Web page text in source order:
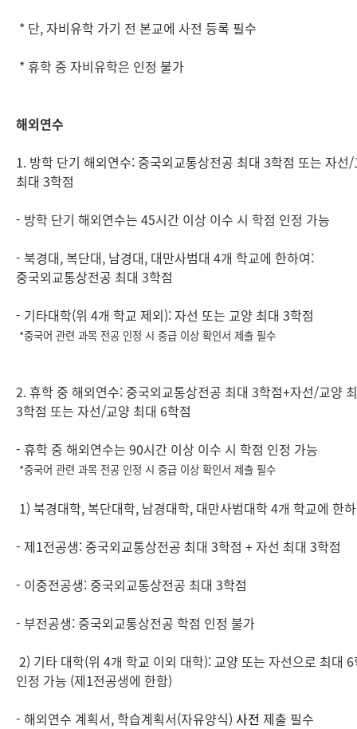
* 단, 자비유학 가기 전 본교에 사전 등록 필수
* 휴학 중 자비유학은 인정 불가
해외연수
1. 방학 단기 해외연수: 중국외교통상전공 최대 3학점 또는 자선
최대 3학점
- 방학 단기 해외연수는 45시간 이상 이수 시 학점 인정 가능
- 북경대, 복단대, 남경대, 대만사범대 4개 학교에 한하여:
중국외교통상전공 최대 3학점
- 기타대학(위 4개 학교 제외): 자선 또는 교양 최대 3학점
*중국어 관련 과목 전공 인정 시 중급 이상 확인서 제출 필수
2. 휴학 중 해외연수: 중국외교통상전공 최대 3학점+자선/교양
3학점 또는 자선/교양 최대 6학점
- 휴학 중 해외연수는 90시간 이상 이수 시 학점 인정 가능
*중국어 관련 과목 전공 인정 시 중급 이상 확인서 제출 필수
1) 북경대학, 복단대학, 남경대학, 대만사범대학 4개 학교에 한
- 제1전공생: 중국외교통상전공 최대 3학점 + 자선 최대 3학점
- 이중전공생: 중국외교통상전공 최대 3학점
- 부전공생: 중국외교통상전공 학점 인정 불가
2) 기타 대학(위 4개 학교 이외 대학): 교양 또는 자선으로 최대
인정 가능 (제1전공생에 한함)
- 해외연수 계획서, 학습계획서(자유양식) 사전 제출 필수